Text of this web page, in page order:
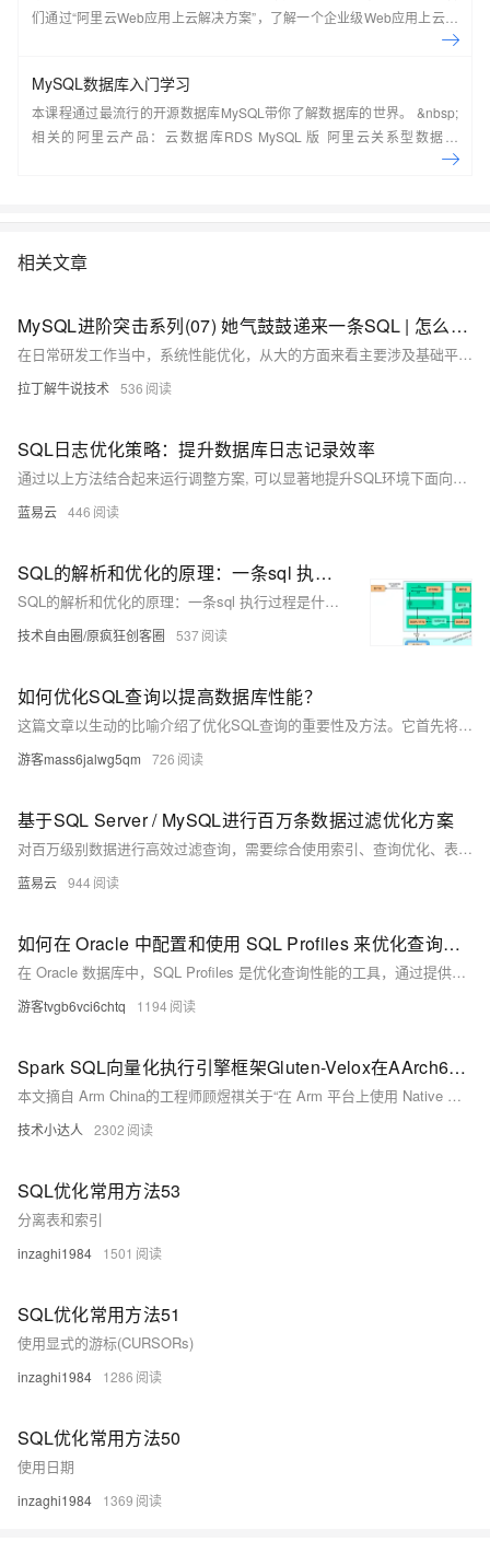
们通过“阿里云Web应用上云解决方案”，了解一个企业级Web应用上云的
MySQL数据库入门学习
本课程通过最流行的开源数据库MySQL带你了解数据库的世界。 &nbsp;
相关的阿里云产品：云数据库RDS MySQL 版 阿里云关系型数据库
RDS（Relational Database Service）是一种稳定可靠、可弹性伸缩的在
相关文章
MySQL进阶突击系列(07) 她气鼓鼓递来一条SQL | 怎么看执行计划、SQL怎么优化?
在日常研发工作当中，系统性能优化，从大的方面来看主要涉及基础平台优化、业务系统性能优化、数据库优化。面对数据库优化，除了DBA在集群性能、服务器调优需要投入精力，我们研发需要负责业务SQL执行优化。当业务数据量达到一定规模后，SQL执行效率可能就会出现瓶颈，影响系统业务响应。掌握如何判断SQL执行慢、以及如何分析SQL执行计划、优化SQL的技能，在工作中解决SQL性能问题显得非常关键。
拉丁解牛说技术 536
SQL日志优化策略：提升数据库日志记录效率
通过以上方法结合起来运行调整方案, 可以显著地提升SQL环境下面向各种搜索引擎服务平台所需要满足标准条件下之数据库登记作业流程综合表现; 同时还能确保系统稳健运行并满越用户体验预期目标.
蓝易云 446
SQL的解析和优化的原理：一条sql 执行过程是什么？
SQL的解析和优化的原理：一条sql 执行过程是什么？
技术自由圈/原疯狂创客圈 537
如何优化SQL查询以提高数据库性能？
这篇文章以生动的比喻介绍了优化SQL查询的重要性及方法。它首先将未优化的SQL查询比作在自助餐厅贪多嚼不烂的行为，强调了只获取必要数据的必要性。接着，文章详细讲解了四种优化策略：**精简选择**（避免使用`SELECT *`）、**专业筛选**（利用`WHERE`缩小范围）、**高效联接**（索引和限制数据量）以及**使用索引**（加速搜索）。此外，还探讨了如何避免N+1查询问题、使用分页限制结果、理解执行计划以及定期维护数据库健康。通过这些技巧，可以显著提升数据库性能，让查询更高效流畅。
游客mass6jalwg5qm 726
基于SQL Server / MySQL进行百万条数据过滤优化方案
对百万级别数据进行高效过滤查询，需要综合使用索引、查询优化、表分区、统计信息和视图等技术手段。通过合理的数据库设计和查询优化，可以显著提升查询性能，确保系统的高效稳定运行。
蓝易云 944
如何在 Oracle 中配置和使用 SQL Profiles 来优化查询性能？
在 Oracle 数据库中，SQL Profiles 是优化查询性能的工具，通过提供额外统计信息帮助生成更有效的执行计划。配置和使用步骤包括：1. 启用自动 SQL 调优；2. 手动创建 SQL Profile，涉及收集、执行调优任务、查看报告及应用建议；3. 验证效果；4. 使用 `DBA_SQL_PROFILES` 视图管理 Profile。
游客tvgb6vci6chtq 1194
Spark SQL向量化执行引擎框架Gluten-Velox在AArch64使能和优化
本文摘自 Arm China的工程师顾煜祺关于“在 Arm 平台上使用 Native 算子库加速 Spark”的分享，主要内容包括以下四个部分： 1.技术背景 2.算子库构成 3.算子操作优化 4.未来工作
技术小达人 2302
SQL优化常用方法53
分离表和索引
inzaghi1984 1501
SQL优化常用方法51
使用显式的游标(CURSORs)
inzaghi1984 1286
SQL优化常用方法50
使用日期
inzaghi1984 1369